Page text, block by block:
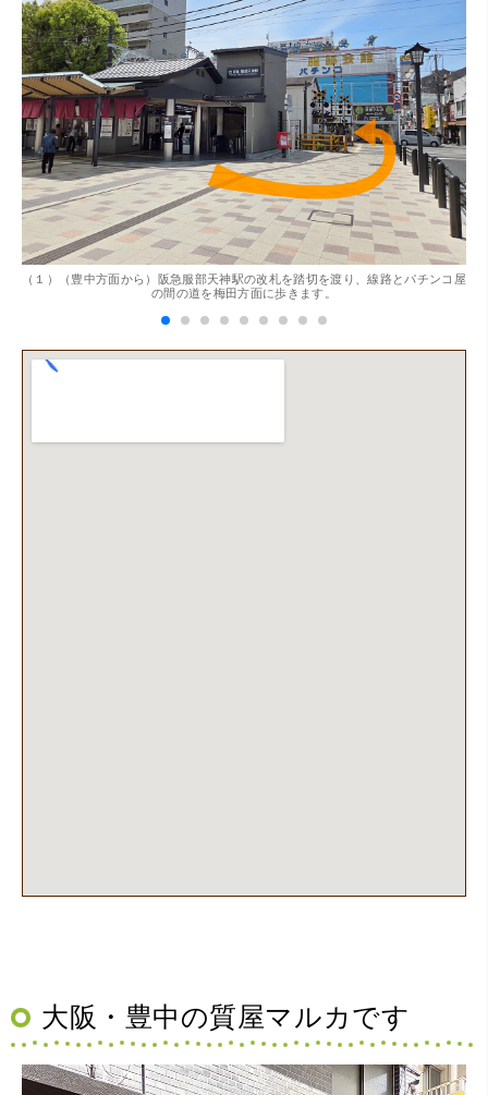
（１）（豊中方面から）阪急服部天神駅の改札を踏切を渡り、線路とパチンコ屋
の間の道を梅田方面に歩きます。
大阪・豊中の質屋マルカです